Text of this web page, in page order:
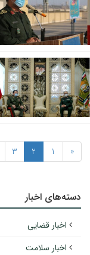
«
1
2
3
دسته‌های اخبار
اخبار قضایی
اخبار سلامت